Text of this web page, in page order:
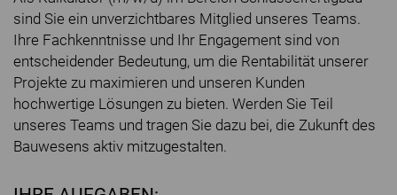
sind Sie ein unverzichtbares Mitglied unseres Teams.
Ihre Fachkenntnisse und Ihr Engagement sind von
entscheidender Bedeutung, um die Rentabilität unserer
Projekte zu maximieren und unseren Kunden
hochwertige Lösungen zu bieten. Werden Sie Teil
unseres Teams und tragen Sie dazu bei, die Zukunft des
Bauwesens aktiv mitzugestalten.